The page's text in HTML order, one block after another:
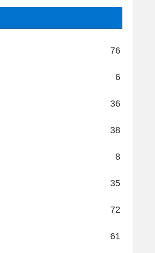
76
6
36
38
8
35
72
61